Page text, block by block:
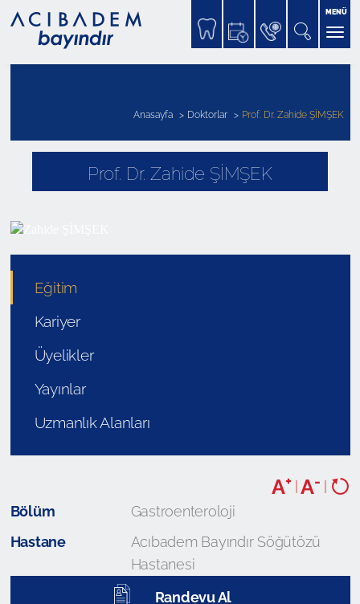
MENÜ
Prof. Dr. Zahide ŞİMŞEK
Anasayfa Doktorlar Prof. Dr. Zahide ŞİMŞEK
Eğitim
Kariyer
Üyelikler
Yayınlar
Uzmanlık Alanları
A+ A-
Bölüm
Gastroenteroloji
Hastane
Acıbadem Bayındır Söğütözü
Hastanesi
Randevu Al